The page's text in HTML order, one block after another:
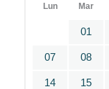
Lun Mar
01
07 08
14 15